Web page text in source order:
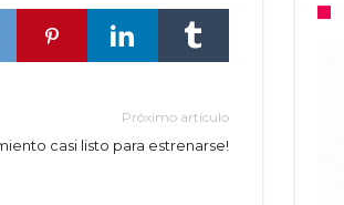
Próximo artículo
casi listo para estrenarse!